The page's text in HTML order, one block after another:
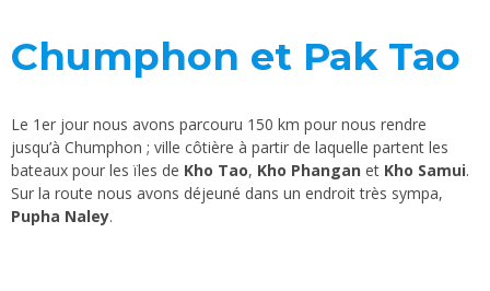
Chumphon et Pak Tao
Le 1er jour nous avons parcouru 150 km pour nous rendre
jusqu’à Chumphon ; ville côtière à partir de laquelle partent les
bateaux pour les ïles de Kho Tao, Kho Phangan et Kho Samui.
Sur la route nous avons déjeuné dans un endroit très sympa,
Pupha Naley.